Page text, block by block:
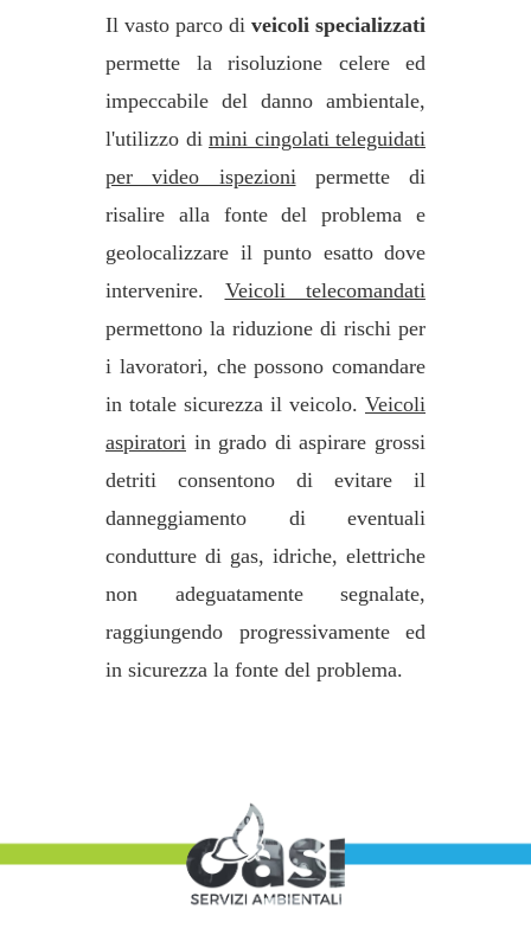
Il vasto parco di veicoli specializzati
permette la risoluzione celere ed
impeccabile del danno ambientale,
l'utilizzo di mini cingolati teleguidati
per video ispezionipermette di
risalire alla fonte del problema e
geolocalizzare il punto esatto dove
intervenire. Veicoli telecomandati
permettono la riduzione di rischi per
i lavoratori, che possono comandare
in totale sicurezza il veicolo. Veicoli
aspiratori in grado di aspirare grossi
detriti consentono di evitare il
danneggiamento di eventuali
condutture di gas, idriche, elettriche
non adeguatamente segnalate,
raggiungendo progressivamente ed
in sicurezza la fonte del problema.